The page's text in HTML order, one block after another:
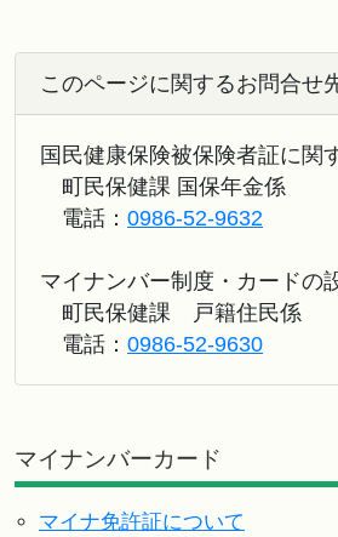
このページに関するお問合せ
国民健康保険被保険者証に関
町民保健課 国保年金係
電話： 0986-52-9632
マイナンバー制度・カードの
町民保健課 戸籍住民係
電話： 0986-52-9630
マイナンバーカード
マイナ免許証について